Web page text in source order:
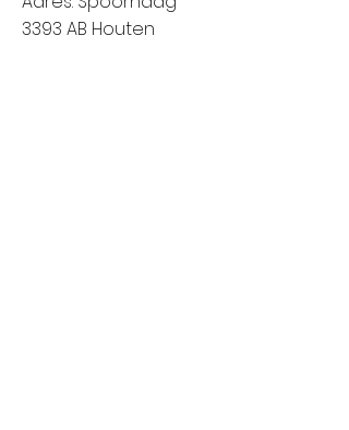
3393 AB Houten